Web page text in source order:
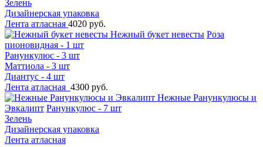
Зелень
Дизайнерская упаковка
Лента атласная 4020 руб.
Нежный букет невесты Роза
пионовидная - 1 шт
Ранункулюс - 3 шт
Маттиола - 3 шт
Диантус - 4 шт
Лента атласная 4300 руб.
Нежные Ранункулюсы и
Эвкалипт Ранункулюс - 7 шт
Зелень
Дизайнерская упаковка
Лента атласная